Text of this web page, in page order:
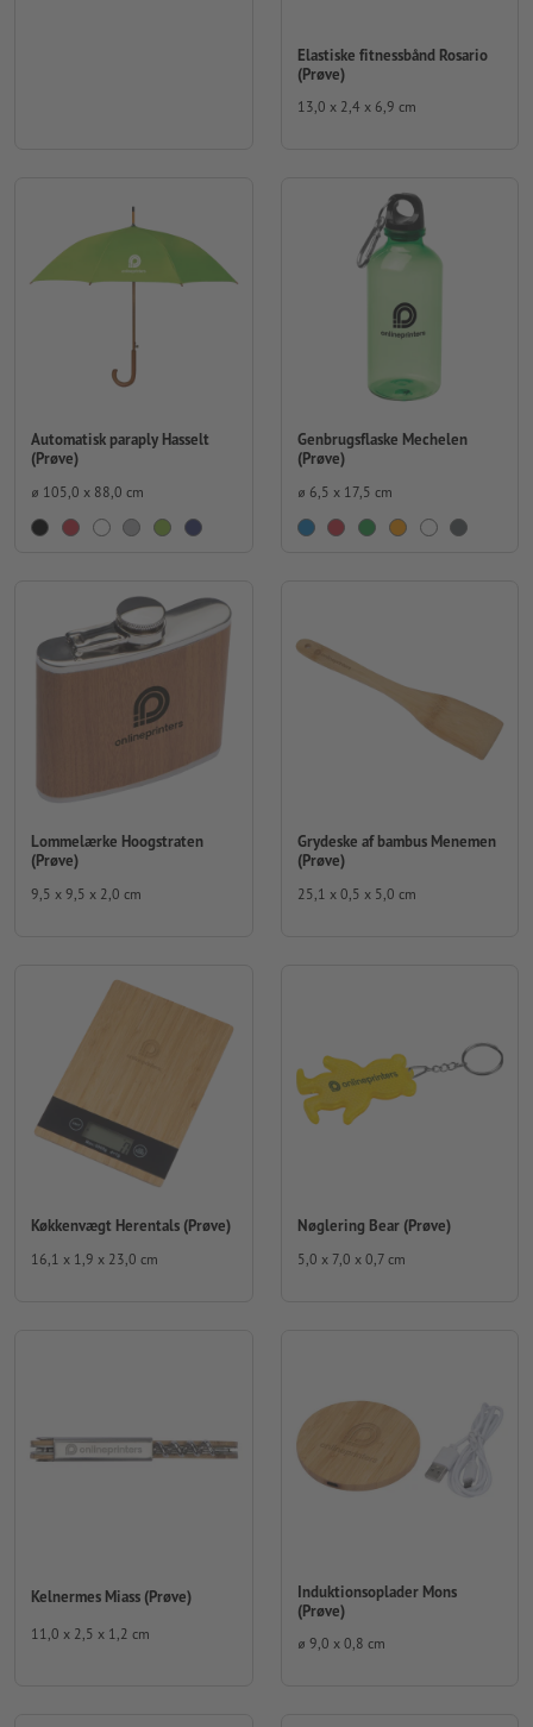
Elastiske fitnessbånd Rosario
(Prøve)
13,0 x 2,4 x 6,9 cm
Automatisk paraply Hasselt
(Prøve)
⌀ 105,0 x 88,0 cm
Genbrugsflaske Mechelen
(Prøve)
⌀ 6,5 x 17,5 cm
Lommelærke Hoogstraten
(Prøve)
9,5 x 9,5 x 2,0 cm
Grydeske af bambus Menemen
(Prøve)
25,1 x 0,5 x 5,0 cm
Køkkenvægt Herentals (Prøve)
16,1 x 1,9 x 23,0 cm
Nøglering Bear (Prøve)
5,0 x 7,0 x 0,7 cm
Kelnermes Miass (Prøve)
11,0 x 2,5 x 1,2 cm
Induktionsoplader Mons
(Prøve)
⌀ 9,0 x 0,8 cm